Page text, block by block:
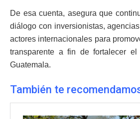
De esa cuenta, asegura que
diálogo con inversionistas,
actores internacionales para
transparente a fin de fortalecer
Guatemala.
También te